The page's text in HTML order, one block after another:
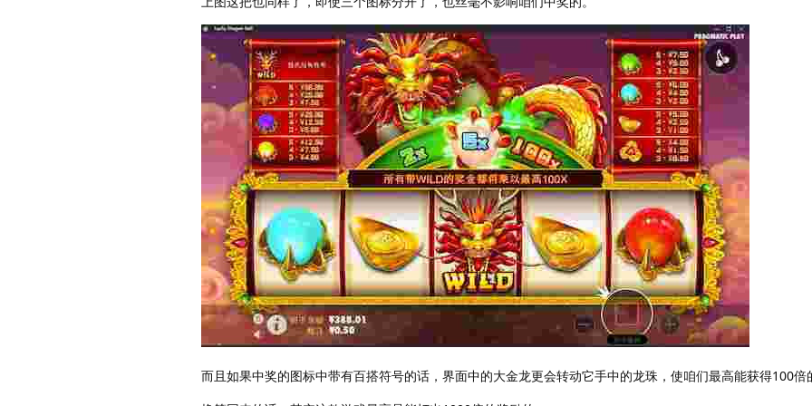
而且如果中奖的图标中带有百搭符号的话，界面中的大金龙更会转动它手中的龙珠，使咱们最高能获得100倍